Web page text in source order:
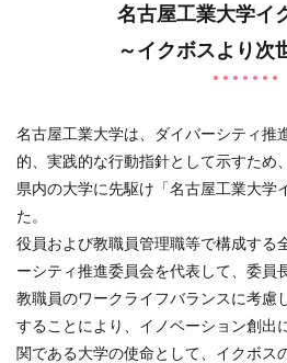
名古屋工業大学イ
～イクボスより次
名古屋工業大学は、ダイバーシティ推
的、実践的な行動指針として示すため
県内の大学に先駆け「名古屋工業大学
た。
役員および教職員管理職等で構成する
ーシティ推進委員会を代表して、委員
教職員のワークライフバランスに考慮
することにより、イノベーション創出
関である大学の使命として、イクボス